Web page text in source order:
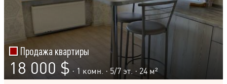
Продажа квартиры
18 000 $ · 1 комн. · 5/7 эт. · 24 м²